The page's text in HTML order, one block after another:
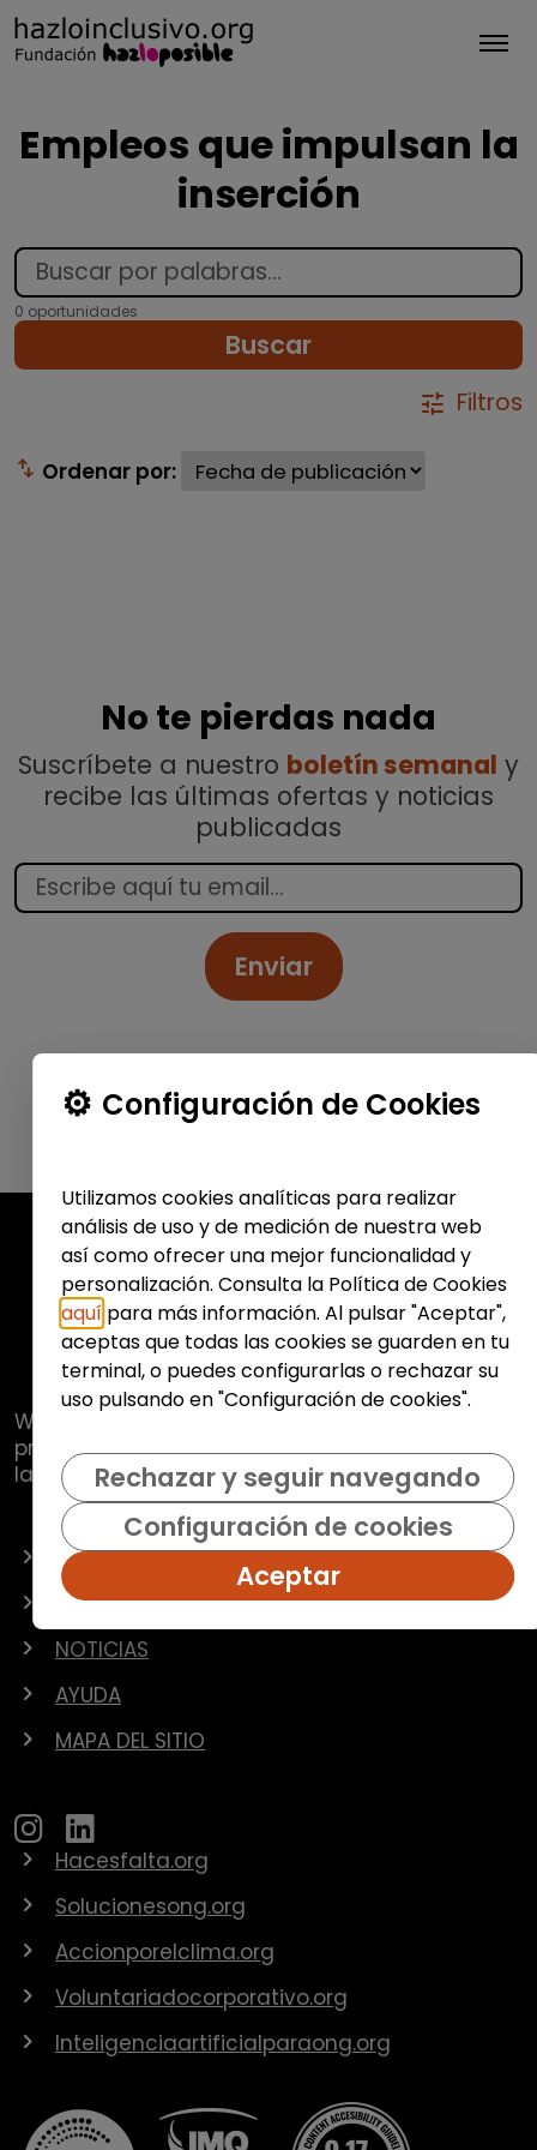
Empleos que impulsan la
inserción
0 oportunidades
Buscar
tune Filtros
swap_vert Ordenar por:
No te pierdas nada
Suscríbete a nuestro boletín semanal y
recibe las últimas ofertas y noticias
publicadas
Enviar
Web de
pretende promover y fomentar la inclusión
laboral de colectivos vulnerables.
OFERTAS
EMPRESAS
NOTICIAS
AYUDA
MAPA DEL SITIO
Hacesfalta.org
Solucionesong.org
Accionporelclima.org
Voluntariadocorporativo.org
Inteligenciaartificialparaong.org
Configuración de Cookies
Utilizamos cookies analíticas para realizar
análisis de uso y de medición de nuestra web
así como ofrecer una mejor funcionalidad y
personalización. Consulta la Política de Cookies
aquí para más información. Al pulsar "Aceptar",
aceptas que todas las cookies se guarden en tu
terminal, o puedes configurarlas o rechazar su
uso pulsando en "Configuración de cookies".
Rechazar y seguir navegando
Configuración de cookies
Aceptar